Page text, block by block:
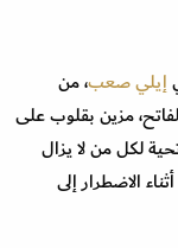
إيلي صعب، من
الأخضر الفاتح، مزين بقلوب على
لكل من لا يزال
الاضطرار إلى